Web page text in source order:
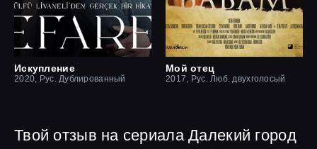
Искупление
2020, Рус. Дублированный
Мой отец
2017, Рус. Люб. двухголосый
Твой отзыв на сериала Далекий город